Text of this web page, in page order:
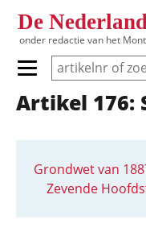
De
onder redactie van het
Primair menu tonen/
Hoofdnavigatie
Artikel 176:
Grondwet van
Zevende